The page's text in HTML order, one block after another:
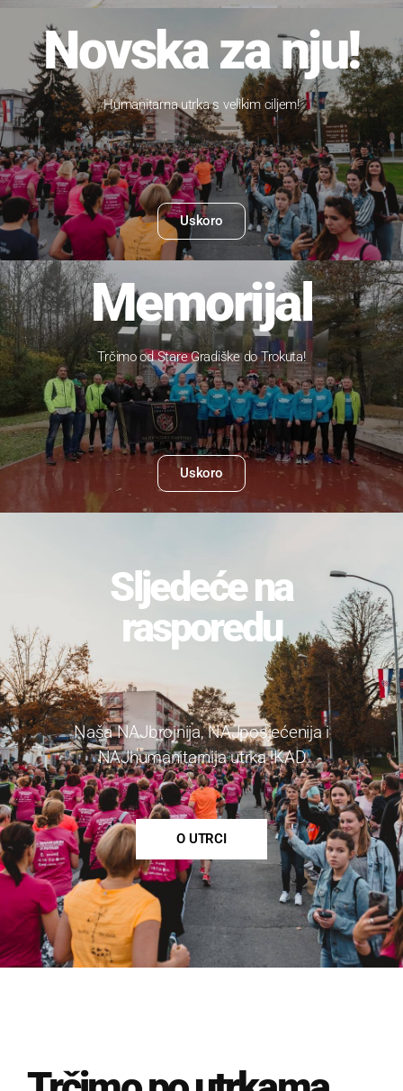
PRIJAVE U
Novska za nju!
Humanitarna utrka s velikim ciljem!
Uskoro
16.10.2022.
Memorijal
Trčimo od Stare Gradiške do Trokuta!
Uskoro
Sljedeće na
rasporedu
Naša NAJbrojnija, NAJposjećenija i
NAJhumanitarnija utrka !KAD
O UTRCI